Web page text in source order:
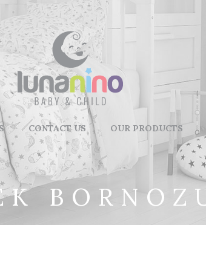
CONTACT US OUR PRODUCTS